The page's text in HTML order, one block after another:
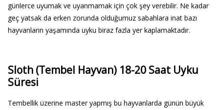
günlerce uyumak ve uyanmamak için çok şey verebilir. Ne kadar
geç yatsak da erken zorunda olduğumuz sabahlara inat bazı
hayvanların yaşamında uyku biraz fazla yer kaplamaktadır.
Sloth (Tembel Hayvan) 18-20 Saat Uyku
Süresi
Tembellik üzerine master yapmış bu hayvanlarda günün büyük